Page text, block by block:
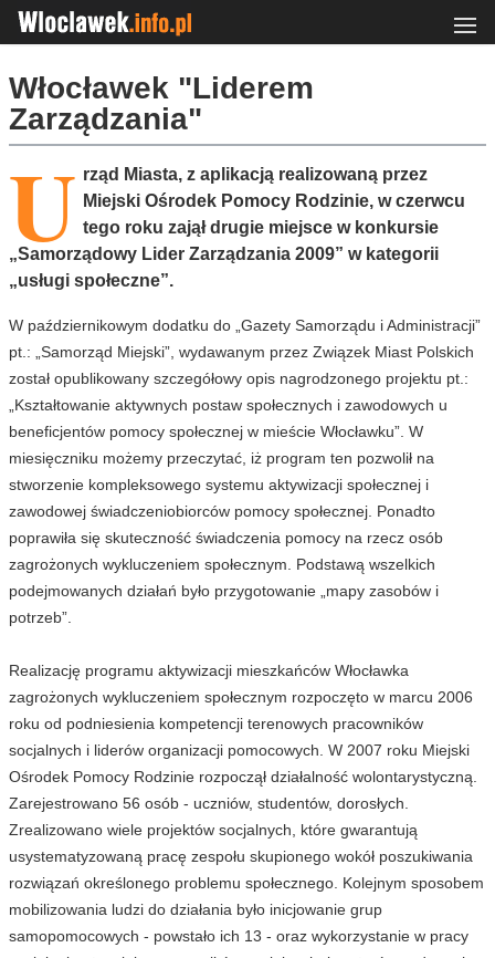
Włocławek "Liderem
Zarządzania"
U rząd Miasta, z aplikacją realizowaną przez
Miejski Ośrodek Pomocy Rodzinie, w czerwcu
tego roku zajął drugie miejsce w konkursie
„Samorządowy Lider Zarządzania 2009” w kategorii
„usługi społeczne”.
W październikowym dodatku do „Gazety Samorządu i Administracji”
pt.: „Samorząd Miejski”, wydawanym przez Związek Miast Polskich
został opublikowany szczegółowy opis nagrodzonego projektu pt.:
„Kształtowanie aktywnych postaw społecznych i zawodowych u
beneficjentów pomocy społecznej w mieście Włocławku”. W
miesięczniku możemy przeczytać, iż program ten pozwolił na
stworzenie kompleksowego systemu aktywizacji społecznej i
zawodowej świadczeniobiorców pomocy społecznej. Ponadto
poprawiła się skuteczność świadczenia pomocy na rzecz osób
zagrożonych wykluczeniem społecznym. Podstawą wszelkich
podejmowanych działań było przygotowanie „mapy zasobów i
potrzeb”.
Realizację programu aktywizacji mieszkańców Włocławka
zagrożonych wykluczeniem społecznym rozpoczęto w marcu 2006
roku od podniesienia kompetencji terenowych pracowników
socjalnych i liderów organizacji pomocowych. W 2007 roku Miejski
Ośrodek Pomocy Rodzinie rozpoczął działalność wolontarystyczną.
Zarejestrowano 56 osób - uczniów, studentów, dorosłych.
Zrealizowano wiele projektów socjalnych, które gwarantują
usystematyzowaną pracę zespołu skupionego wokół poszukiwania
rozwiązań określonego problemu społecznego. Kolejnym sposobem
mobilizowania ludzi do działania było inicjowanie grup
samopomocowych - powstało ich 13 - oraz wykorzystanie w pracy